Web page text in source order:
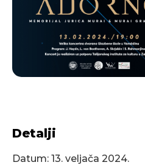
Detalji
Datum: 13. veljača 2024.